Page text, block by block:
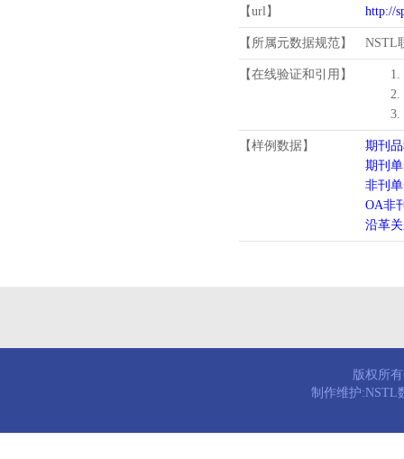
【url】 http://
【所属元数据规范】 NSTL
【在线验证和引用】
1.
2.
3.
【样例数据】
期刊
期刊
非刊
OA非
沿革
版权所
制作维护:NSTL